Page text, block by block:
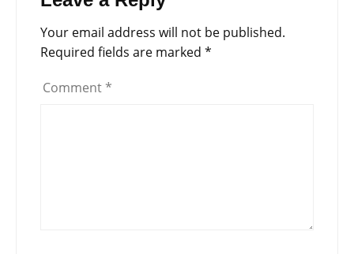
Your email address will not be published.
Required fields are marked *
Comment *